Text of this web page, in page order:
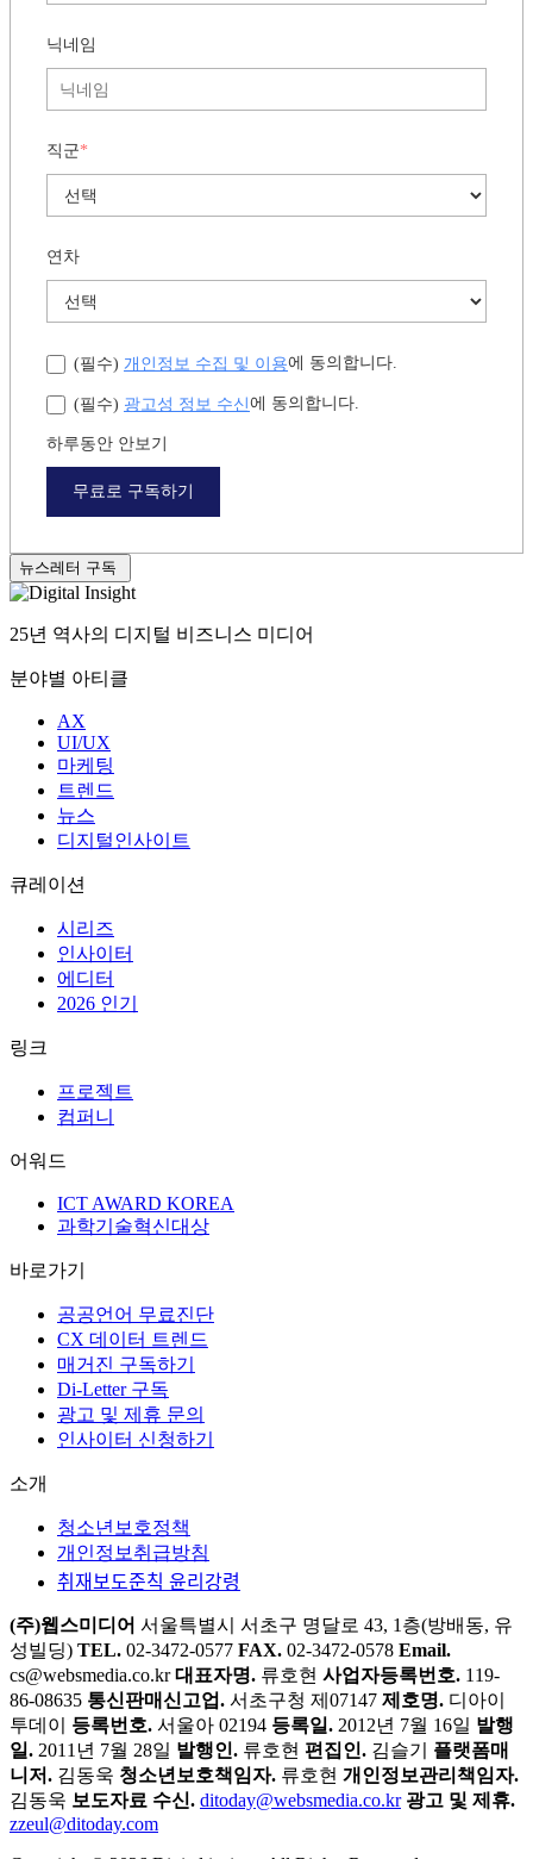
닉네임
직군*
연차
(필수) 개인정보 수집 및 이용에 동의합니다.
(필수) 광고성 정보 수신에 동의합니다.
하루동안 안보기
무료로 구독하기
뉴스레터 구독
25년 역사의 디지털 비즈니스 미디어
분야별 아티클
AX
UI/UX
마케팅
트렌드
뉴스
디지털인사이트
큐레이션
시리즈
인사이터
에디터
2026 인기
링크
프로젝트
컴퍼니
어워드
ICT AWARD KOREA
과학기술혁신대상
바로가기
공공언어 무료진단
CX 데이터 트렌드
매거진 구독하기
Di-Letter 구독
광고 및 제휴 문의
인사이터 신청하기
소개
청소년보호정책
개인정보취급방침
취재보도준칙 윤리강령
(주)웹스미디어 서울특별시 서초구 명달로 43, 1층(방배동, 유
성빌딩) TEL. 02-3472-0577 FAX. 02-3472-0578 Email.
cs@websmedia.co.kr 대표자명. 류호현 사업자등록번호. 119-
86-08635 통신판매신고업. 서초구청 제07147 제호명. 디아이
투데이
등록번호. 서울아 02194 등록일. 2012년 7월 16일 발행
일. 2011년 7월 28일 발행인. 류호현 편집인. 김슬기
플랫폼매
니저. 김동욱 청소년보호책임자. 류호현 개인정보관리책임자.
김동욱 보도자료 수신. ditoday@websmedia.co.kr 광고 및 제휴.
zzeul@ditoday.com